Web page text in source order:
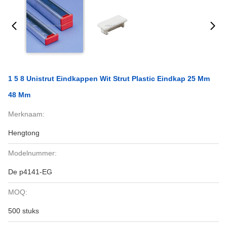
1 5 8 Unistrut Eindkappen Wit Strut Plastic Eindkap 25 Mm
48 Mm
Merknaam:
Hengtong
Modelnummer:
De p4141-EG
MOQ:
500 stuks